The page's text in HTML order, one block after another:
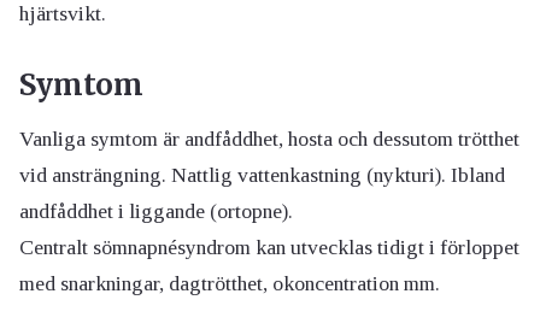
hjärtsvikt.
Symtom
Vanliga symtom är andfåddhet, hosta och dessutom trötthet
vid ansträngning. Nattlig vattenkastning (nykturi). Ibland
andfåddhet i liggande (ortopne).
Centralt sömnapnésyndrom kan utvecklas tidigt i förloppet
med snarkningar, dagtrötthet, okoncentration mm.